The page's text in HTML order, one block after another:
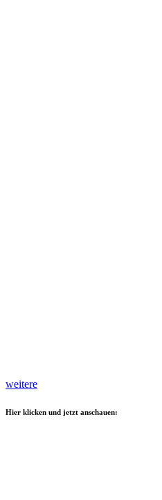
weitere
Hier klicken und jetzt anschauen: